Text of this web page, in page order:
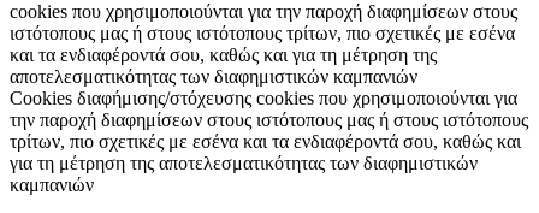
cookies που χρησιμοποιούνται για την παροχή διαφημίσεων στους
ιστότοπους μας ή στους ιστότοπους τρίτων, πιο σχετικές με εσένα
και τα ενδιαφέροντά σου, καθώς και για τη μέτρηση της
αποτελεσματικότητας των διαφημιστικών καμπανιών
Cookies διαφήμισης/στόχευσης cookies που χρησιμοποιούνται για
την παροχή διαφημίσεων στους ιστότοπους μας ή στους ιστότοπους
τρίτων, πιο σχετικές με εσένα και τα ενδιαφέροντά σου, καθώς και
για τη μέτρηση της αποτελεσματικότητας των διαφημιστικών
καμπανιών